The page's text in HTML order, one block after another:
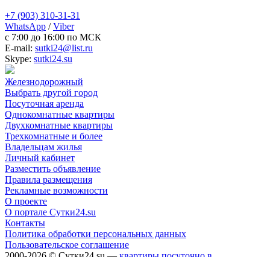
+7 (903) 310-31-31
WhatsApp /Viber
c 7:00 до 16:00 по МСК
E-mail: sutki24@list.ru
Skype: sutki24.su
Железнодорожный
Выбрать другой город
Посуточная аренда
Однокомнатные квартиры
Двухкомнатные квартиры
Трехкомнатные и более
Владельцам жилья
Личный кабинет
Разместить объявление
Правила размещения
Рекламные возможности
О проекте
О портале Сутки24.su
Контакты
Политика обработки персональных данных
Пользовательское соглашение